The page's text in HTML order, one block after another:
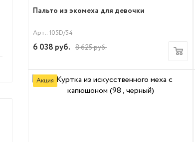
Пальто из экомеха для девочки
Арт.: 105D/54
6 038 руб. 8 625руб.
Акция